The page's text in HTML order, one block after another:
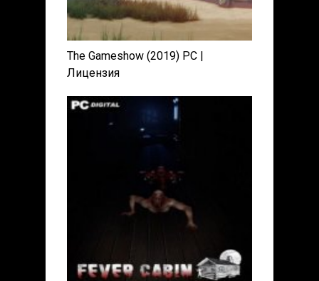
The Gameshow (2019) PC |
Лицензия